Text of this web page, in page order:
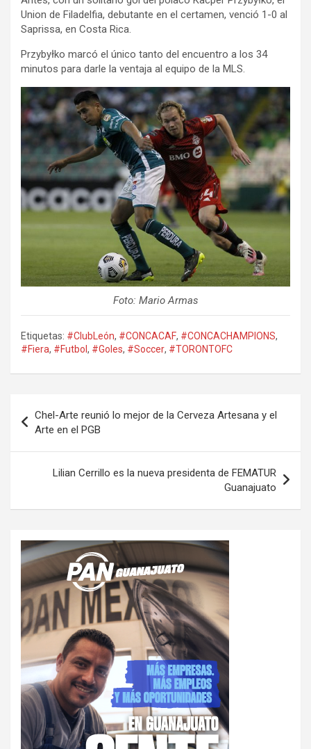
Union de Filadelfia, debutante en el certamen, venció 1-0 al
Saprissa, en Costa Rica.
Przybyłko marcó el único tanto del encuentro a los 34
minutos para darle la ventaja al equipo de la MLS.
Foto: Mario Armas
Etiquetas: #ClubLeón, #CONCACAF, #CONCACHAMPIONS,
#Fiera, #Futbol , #Goles, #Soccer, #TORONTOFC
de
entradas
Chel-Arte reunió lo mejor de la Cerveza Artesana y el
Arte en el PGB
Lilian Cerrillo es la nueva presidenta de FEMATUR
Guanajuato